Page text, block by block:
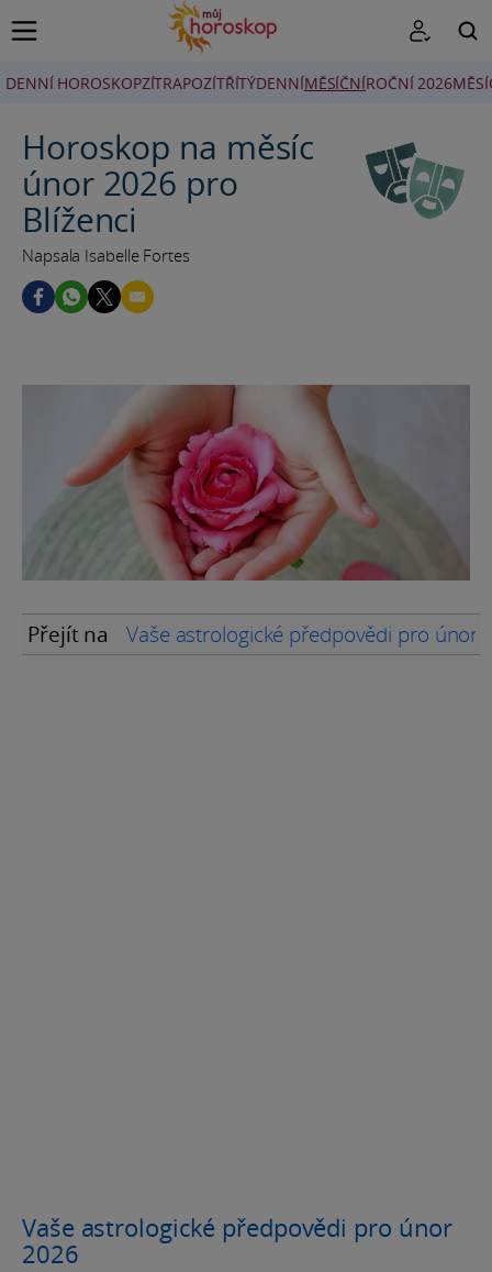
DENNÍ HOROSKOPZÍTRAPOZÍTŘÍTÝDENNÍMĚSÍČNÍROČNÍ 2026
Horoskop na měsíc
únor 2026 pro
Blíženci
Napsala Isabelle Fortes
Přejít na Vaše astrologické předpovědi pro únor
Vaše astrologické předpovědi pro únor
2026